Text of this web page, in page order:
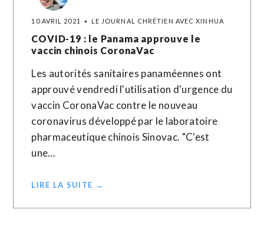
10 AVRIL 2021 LE JOURNAL CHRÉTIEN AVEC XINHUA
COVID-19 : le Panama approuve le
vaccin chinois CoronaVac
Les autorités sanitaires panaméennes ont
approuvé vendredi l'utilisation d'urgence du
vaccin CoronaVac contre le nouveau
coronavirus développé par le laboratoire
pharmaceutique chinois Sinovac. "C'est
une…
LIRE LA SUITE →